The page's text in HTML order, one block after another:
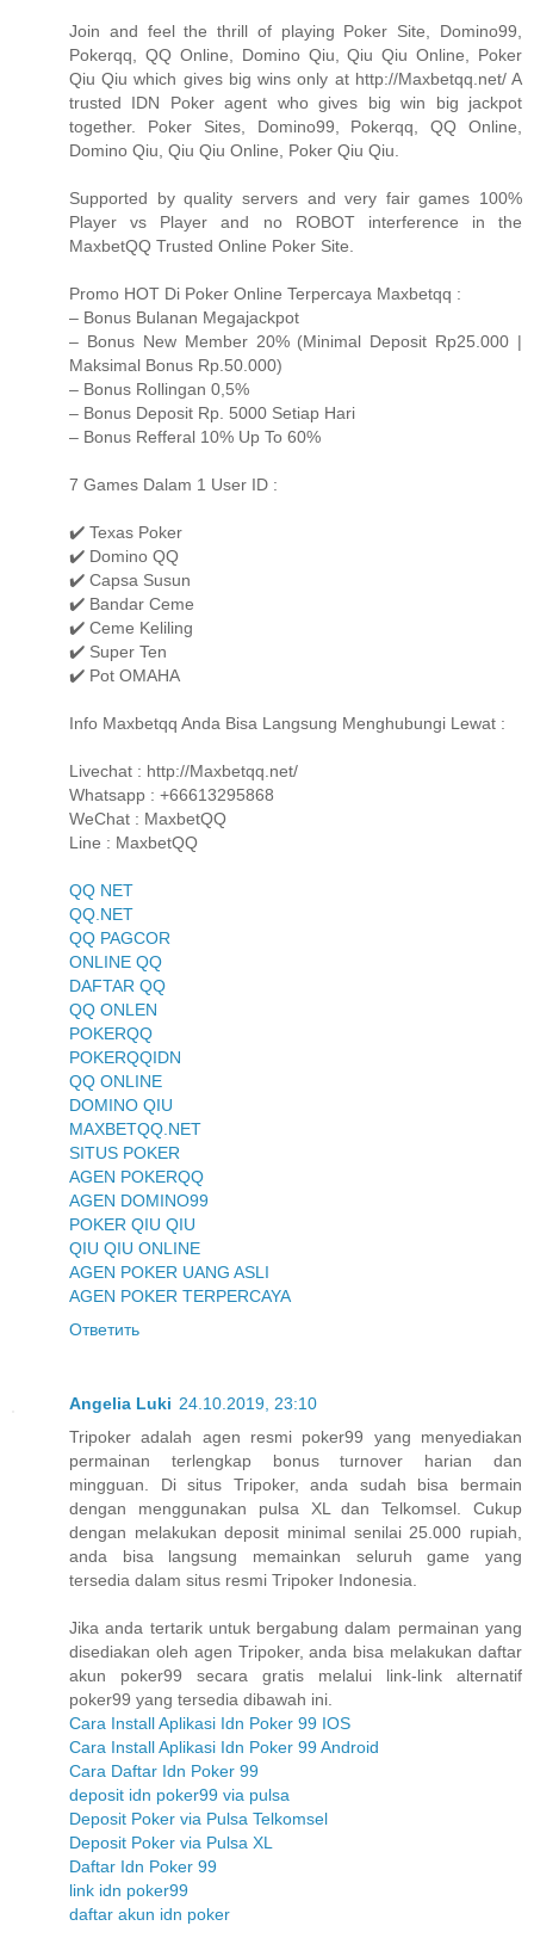
Join and feel the thrill of playing Poker Site, Domino99,
Pokerqq, QQ Online, Domino Qiu, Qiu Qiu Online, Poker
Qiu Qiu which gives big wins only at http://Maxbetqq.net/ A
trusted IDN Poker agent who gives big win big jackpot
together. Poker Sites, Domino99, Pokerqq, QQ Online,
Domino Qiu, Qiu Qiu Online, Poker Qiu Qiu.
Supported by quality servers and very fair games 100%
Player vs Player and no ROBOT interference in the
MaxbetQQ Trusted Online Poker Site.
Promo HOT Di Poker Online Terpercaya Maxbetqq :
– Bonus Bulanan Megajackpot
– Bonus New Member 20% (Minimal Deposit Rp25.000 |
Maksimal Bonus Rp.50.000)
– Bonus Rollingan 0,5%
– Bonus Deposit Rp. 5000 Setiap Hari
– Bonus Refferal 10% Up To 60%
7 Games Dalam 1 User ID :
✔️ Texas Poker
✔️ Domino QQ
✔️ Capsa Susun
✔️ Bandar Ceme
✔️ Ceme Keliling
✔️ Super Ten
✔️ Pot OMAHA
Info Maxbetqq Anda Bisa Langsung Menghubungi Lewat :
Livechat : http://Maxbetqq.net/
Whatsapp : +66613295868
WeChat : MaxbetQQ
Line : MaxbetQQ
QQ NET
QQ.NET
QQ PAGCOR
ONLINE QQ
DAFTAR QQ
QQ ONLEN
POKERQQ
POKERQQIDN
QQ ONLINE
DOMINO QIU
MAXBETQQ.NET
SITUS POKER
AGEN POKERQQ
AGEN DOMINO99
POKER QIU QIU
QIU QIU ONLINE
AGEN POKER UANG ASLI
AGEN POKER TERPERCAYA
Ответить
Angelia Luki 24.10.2019, 23:10
Tripoker adalah agen resmi poker99 yang menyediakan
permainan terlengkap bonus turnover harian dan
mingguan. Di situs Tripoker, anda sudah bisa bermain
dengan menggunakan pulsa XL dan Telkomsel. Cukup
dengan melakukan deposit minimal senilai 25.000 rupiah,
anda bisa langsung memainkan seluruh game yang
tersedia dalam situs resmi Tripoker Indonesia.
Jika anda tertarik untuk bergabung dalam permainan yang
disediakan oleh agen Tripoker, anda bisa melakukan daftar
akun poker99 secara gratis melalui link-link alternatif
poker99 yang tersedia dibawah ini.
Cara Install Aplikasi Idn Poker 99 IOS
Cara Install Aplikasi Idn Poker 99 Android
Cara Daftar Idn Poker 99
deposit idn poker99 via pulsa
Deposit Poker via Pulsa Telkomsel
Deposit Poker via Pulsa XL
Daftar Idn Poker 99
link idn poker99
daftar akun idn poker